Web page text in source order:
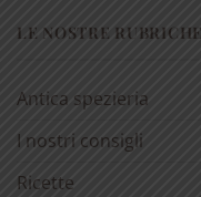
LE NOSTRE RUBRICHE
Antica spezieria
I nostri consigli
Ricette